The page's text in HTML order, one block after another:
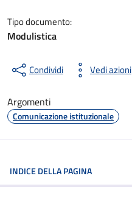
Tipo documento:
Modulistica
Condividi Vedi azioni
Argomenti
Comunicazione istituzionale
INDICE DELLA PAGINA